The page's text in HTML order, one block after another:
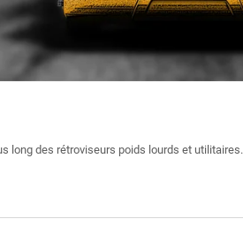
long des rétroviseurs poids lourds et utilitaires.